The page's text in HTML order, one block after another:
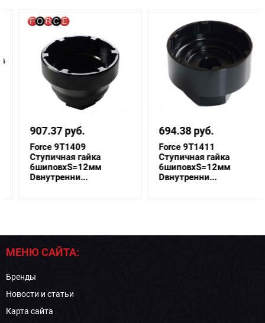
907.37 руб.
Force 9T1409
Ступичная гайка
6шиповхS=12мм
Dвнутренни...
694.38 руб.
Force 9T1411
Ступичная гайка
6шиповхS=12мм
Dвнутренни...
МЕНЮ САЙТА:
Бренды
Новости и статьи
Карта сайта